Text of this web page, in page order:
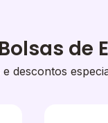
de
descontos